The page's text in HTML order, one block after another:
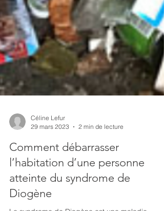
Céline Lefur
29 mars 2023
2 min de lecture
Comment débarrasser
l’habitation d’une personne